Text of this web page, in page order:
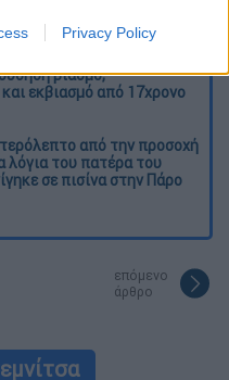
Privacy Policy
βιασμό,
εκβιασμό από 17χρονο
από την προσοχή
λόγια του πατέρα του
σε πισίνα στην Πάρο
επόμενο
άρθρο